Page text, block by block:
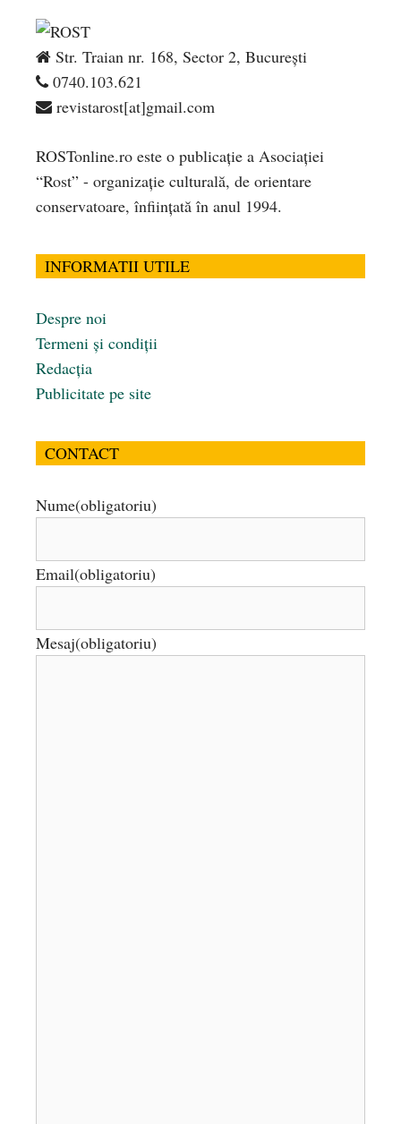
Str. Traian nr. 168, Sector 2, București
0740.103.621
revistarost[at]gmail.com
ROSTonline.ro este o publicaţie a Asociaţiei
“Rost” - organizaţie culturală, de orientare
conservatoare, înfiinţată în anul 1994.
INFORMATII UTILE
Despre noi
Termeni și condiții
Redacția
Publicitate pe site
CONTACT
Nume(obligatoriu)
Email(obligatoriu)
Mesaj(obligatoriu)